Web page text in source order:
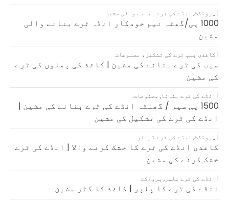
پروڈکٹ, انڈے کی ٹرے بنانے والی مشین
1000 پی/گھٹہ نیم خودکار انڈہ ٹرے بنانے والی
مشین
کاغذی پلپ ٹرے کی تشکیل، مصنوعات
سیب کی ٹرے بنانے کی مشین | کاغذ کی پھلوں کی ٹرے
کی مشین
انڈے کی ٹرے بنانا, مصنوعات
1500 پی سیز / گھنٹہ انڈے کی ٹرے بنانے کی مشین |
انڈے کی ٹرے کی تشکیل کی مشین
پروڈکٹ, انڈے کی ٹرے ڈرائر
کاغذی انڈے کی ٹرے کا خشک کرنے والا | انڈے کی ٹرے
خشک کرنے کی مشین
انڈے کی ٹرے پلپر , پروڈکٹ
انڈے کی ٹرے کا پلپر | کاغذ کا کٹر مشین